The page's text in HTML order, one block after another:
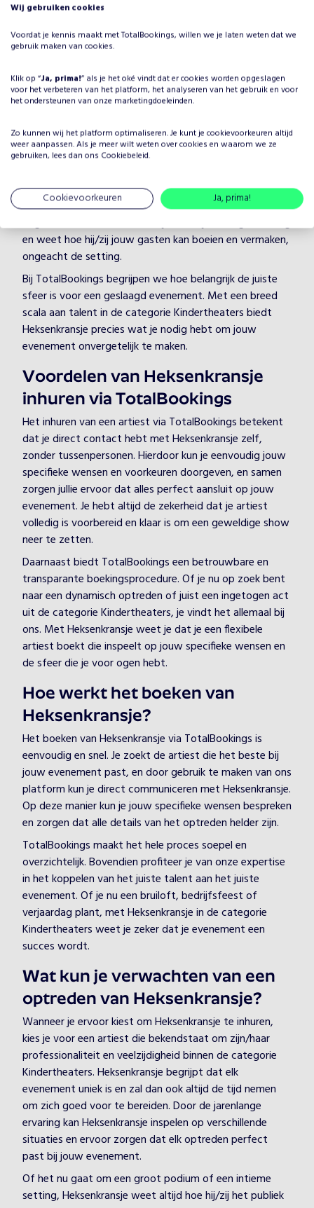
Waarom Heksenkransje boeken
Het plannen van een evenement brengt veel keuzes met
zich mee, maar één ding is zeker: je wilt dat het
boeken, kies je voor een professionele artiest in de
categorie Kindertheaters, die je evenement naar een
hoger niveau tilt. Heksenkransje heeft jarenlange ervaring
en weet hoe hij/zij jouw gasten kan boeien en vermaken,
ongeacht de setting.
Bij TotalBookings begrijpen we hoe belangrijk de juiste
sfeer is voor een geslaagd evenement. Met een breed
scala aan talent in de categorie Kindertheaters biedt
Heksenkransje precies wat je nodig hebt om jouw
evenement onvergetelijk te maken.
Voordelen van Heksenkransje
inhuren via TotalBookings
Het inhuren van een artiest via TotalBookings betekent
dat je direct contact hebt met Heksenkransje zelf,
zonder tussenpersonen. Hierdoor kun je eenvoudig jouw
specifieke wensen en voorkeuren doorgeven, en samen
zorgen jullie ervoor dat alles perfect aansluit op jouw
evenement. Je hebt altijd de zekerheid dat je artiest
volledig is voorbereid en klaar is om een geweldige show
neer te zetten.
Daarnaast biedt TotalBookings een betrouwbare en
transparante boekingsprocedure. Of je nu op zoek bent
naar een dynamisch optreden of juist een ingetogen act
uit de categorie Kindertheaters, je vindt het allemaal bij
ons. Met Heksenkransje weet je dat je een flexibele
artiest boekt die inspeelt op jouw specifieke wensen en
de sfeer die je voor ogen hebt.
Hoe werkt het boeken van
Heksenkransje?
Het boeken van Heksenkransje via TotalBookings is
eenvoudig en snel. Je zoekt de artiest die het beste bij
jouw evenement past, en door gebruik te maken van ons
platform kun je direct communiceren met Heksenkransje.
Op deze manier kun je jouw specifieke wensen bespreken
en zorgen dat alle details van het optreden helder zijn.
TotalBookings maakt het hele proces soepel en
overzichtelijk. Bovendien profiteer je van onze expertise
in het koppelen van het juiste talent aan het juiste
evenement. Of je nu een bruiloft, bedrijfsfeest of
verjaardag plant, met Heksenkransje in de categorie
Kindertheaters weet je zeker dat je evenement een
succes wordt.
Wat kun je verwachten van een
optreden van Heksenkransje?
Wanneer je ervoor kiest om Heksenkransje te inhuren,
kies je voor een artiest die bekendstaat om zijn/haar
professionaliteit en veelzijdigheid binnen de categorie
Kindertheaters. Heksenkransje begrijpt dat elk
evenement uniek is en zal dan ook altijd de tijd nemen
om zich goed voor te bereiden. Door de jarenlange
ervaring kan Heksenkransje inspelen op verschillende
situaties en ervoor zorgen dat elk optreden perfect
past bij jouw evenement.
Of het nu gaat om een groot podium of een intieme
setting, Heksenkransje weet altijd hoe hij/zij het publiek
Wij gebruiken cookies
Voordat je kennis maakt met TotalBookings, willen we je laten weten dat we
gebruik maken van cookies.
Klik op “Ja, prima!” als je het oké vindt dat er cookies worden opgeslagen
voor het verbeteren van het platform, het analyseren van het gebruik en voor
het ondersteunen van onze marketingdoeleinden.
Zo kunnen wij het platform optimaliseren. Je kunt je cookievoorkeuren altijd
weer aanpassen. Als je meer wilt weten over cookies en waarom we ze
gebruiken, lees dan ons Cookiebeleid.
Cookievoorkeuren Ja, prima!